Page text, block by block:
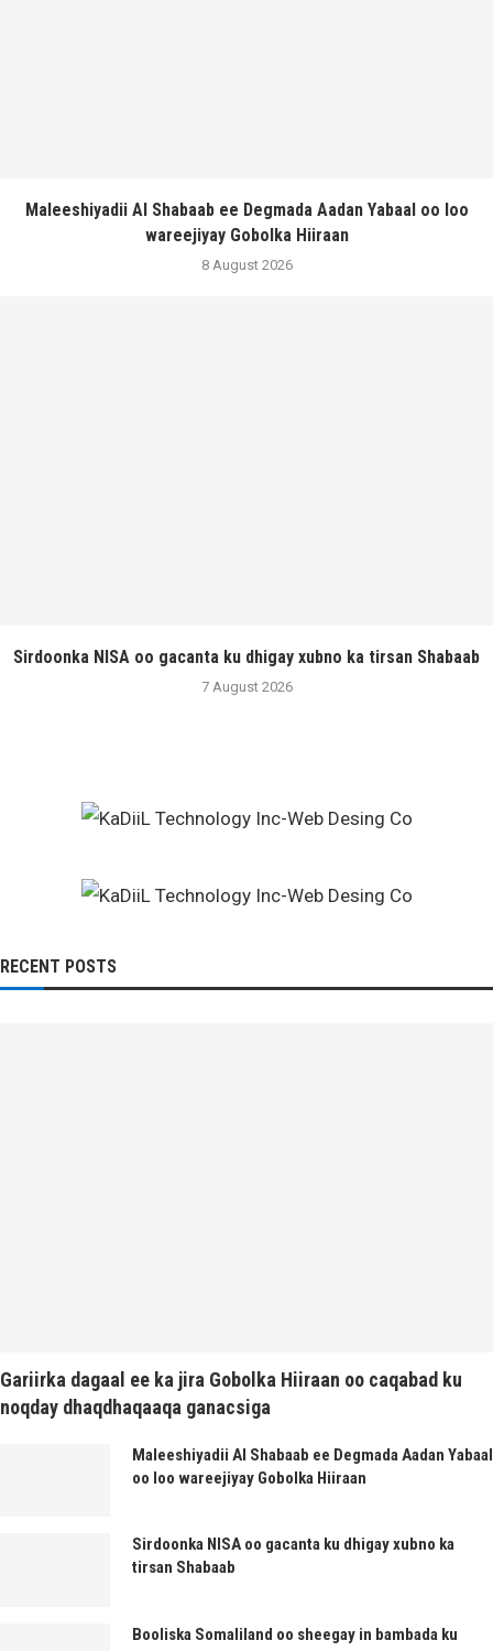
Maleeshiyadii Al Shabaab ee Degmada Aadan Yabaal oo loo
wareejiyay Gobolka Hiiraan
8 August 2026
Sirdoonka NISA oo gacanta ku dhigay xubno ka tirsan Shabaab
7 August 2026
RECENT POSTS
Gariirka dagaal ee ka jira Gobolka Hiiraan oo caqabad ku
noqday dhaqdhaqaaqa ganacsiga
Maleeshiyadii Al Shabaab ee Degmada Aadan Yabaal
oo loo wareejiyay Gobolka Hiiraan
Sirdoonka NISA oo gacanta ku dhigay xubno ka
tirsan Shabaab
Booliska Somaliland oo sheegay in bambada ku